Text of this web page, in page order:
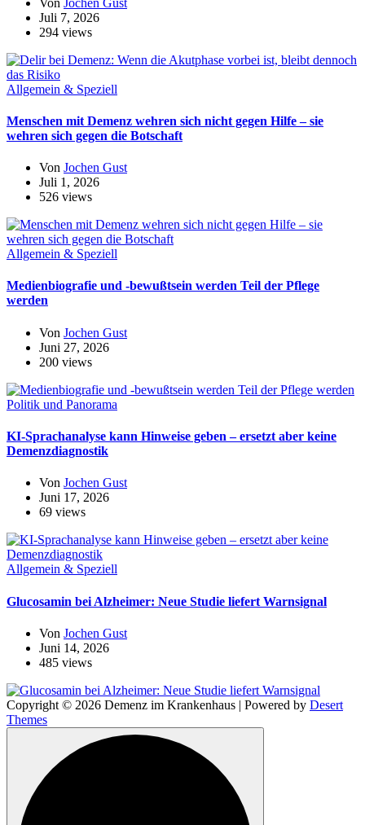
Juli 7, 2026
294 views
Allgemein & Speziell
Menschen mit Demenz wehren sich nicht gegen Hilfe – sie
wehren sich gegen die Botschaft
Von Jochen Gust
Juli 1, 2026
526 views
Allgemein & Speziell
Medienbiografie und -bewußtsein werden Teil der Pflege
werden
Von Jochen Gust
Juni 27, 2026
200 views
Politik und Panorama
KI-Sprachanalyse kann Hinweise geben – ersetzt aber keine
Demenzdiagnostik
Von Jochen Gust
Juni 17, 2026
69 views
Allgemein & Speziell
Glucosamin bei Alzheimer: Neue Studie liefert Warnsignal
Von Jochen Gust
Juni 14, 2026
485 views
Copyright © 2026 Demenz im Krankenhaus | Powered by Desert
Themes